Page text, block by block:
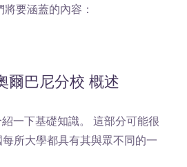
要涵蓋的內容：
爾巴尼分校 概述
一下基礎知識。 這部分可能很
所大學都具有其與眾不同的一